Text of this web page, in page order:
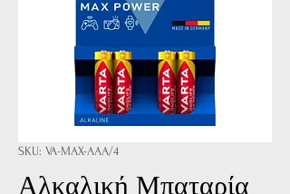
SKU: VA-MAX-AAA/4
Αλκαλική Μπαταρία